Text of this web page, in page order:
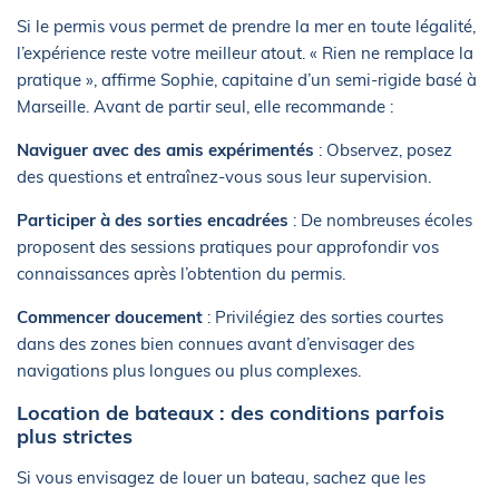
Si le permis vous permet de prendre la mer en toute légalité,
l’expérience reste votre meilleur atout. « Rien ne remplace la
pratique », affirme Sophie, capitaine d’un semi-rigide basé à
Marseille. Avant de partir seul, elle recommande :
Naviguer avec des amis expérimentés : Observez, posez
des questions et entraînez-vous sous leur supervision.
Participer à des sorties encadrées : De nombreuses écoles
proposent des sessions pratiques pour approfondir vos
connaissances après l’obtention du permis.
Commencer doucement : Privilégiez des sorties courtes
dans des zones bien connues avant d’envisager des
navigations plus longues ou plus complexes.
Location de bateaux : des conditions parfois
plus strictes
Si vous envisagez de louer un bateau, sachez que les